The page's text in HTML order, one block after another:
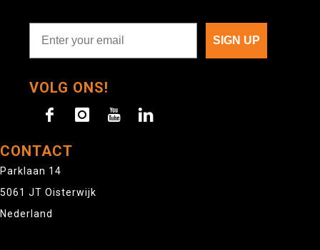
SIGN UP
VOLG ONS!
CONTACT
Parklaan 14
5061 JT Oisterwijk
Nederland